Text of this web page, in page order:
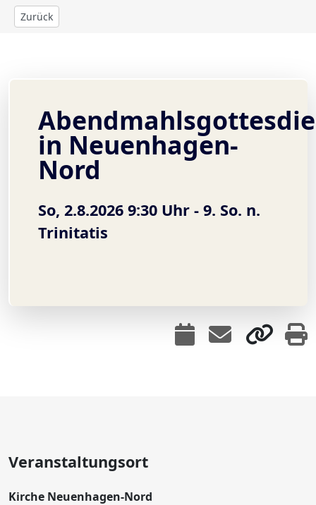
Zurück
in Neuenhagen-
Nord
So, 2.8.2026 9:30 Uhr - 9. So. n.
Trinitatis
Veranstaltungsort
Kirche Neuenhagen-Nord